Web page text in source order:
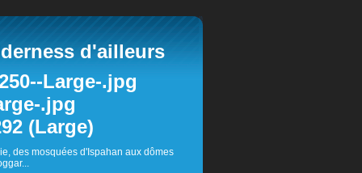
d'ailleurs
des mosquées d'Ispahan aux dômes